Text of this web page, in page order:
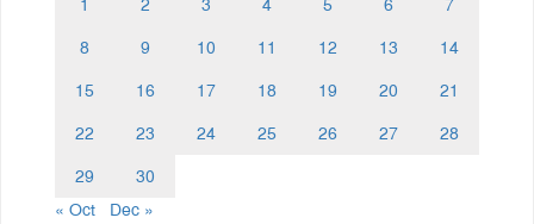
1 2 3 4 5 6
7
8
9 10 11 12 13
14
15
16 17 18 19 20
21
22
23 24 25 26 27
28
29
30
« Oct
Dec »